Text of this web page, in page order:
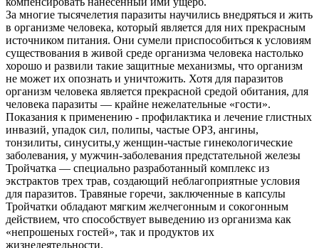
За многие тысячелетия паразиты научились внедряться и жить
в организме человека, который является для них прекрасным
источником питания. Они сумели приспособиться к условиям
существования в живой среде организма человека настолько
хорошо и развили такие защитные механизмы, что организм
не может их опознать и уничтожить. Хотя для паразитов
организм человека является прекрасной средой обитания, для
человека паразиты — крайне нежелательные «гости».
Показания к применению - профилактика и лечение глистных
инвазий, упадок сил, полипы, частые ОРЗ, ангины,
тонзилиты, синуситы,у женщин-частые гинекологические
заболевания, у мужчин-заболевания предстательной железы
Тройчатка — специально разработанный комплекс из
экстрактов трех трав, создающий неблагоприятные условия
для паразитов. Травяные горечи, заключенные в капсулы
Тройчатки обладают мягким желчегонным и сокогонным
действием, что способствует выведению из организма как
«непрошеных гостей», так и продуктов их
жизнедеятельности.